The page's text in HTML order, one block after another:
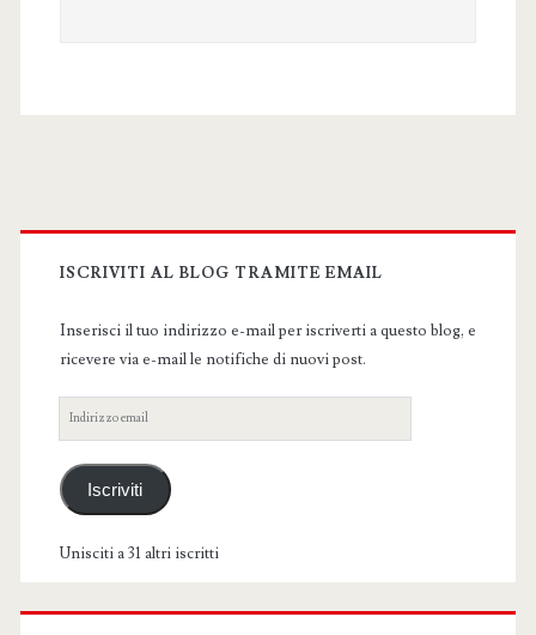
Primary
Sidebar
ISCRIVITI AL BLOG TRAMITE EMAIL
Inserisci il tuo indirizzo e-mail per iscriverti a questo blog, e
ricevere via e-mail le notifiche di nuovi post.
Indirizzo
email
Iscriviti
Unisciti a 31 altri iscritti